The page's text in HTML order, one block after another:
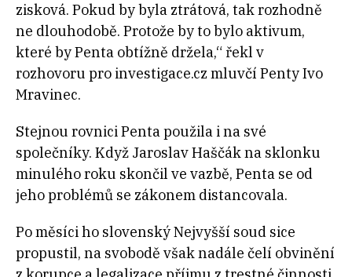
zisková. Pokud by byla ztrátová, tak rozhodně
ne dlouhodobě. Protože by to bylo aktivum,
které by Penta obtížně držela,“ řekl v
rozhovoru pro investigace.cz mluvčí Penty Ivo
Mravinec.
Stejnou rovnici Penta použila i na své
společníky. Když Jaroslav Haščák na sklonku
minulého roku skončil ve vazbě, Penta se od
jeho problémů se zákonem distancovala.
Po měsíci ho slovenský Nejvyšší soud sice
propustil, na svobodě však nadále čelí obvinění